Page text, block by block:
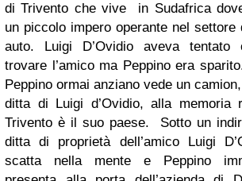
di Trivento che vive in Sudafrica
un piccolo impero operante nel settore
auto. Luigi D’Ovidio aveva tentato
trovare l’amico ma Peppino era
Peppino ormai anziano vede un
ditta di Luigi d’Ovidio, alla memoria
Trivento è il suo paese. Sotto un
ditta di proprietà dell’amico Luigi
scatta nella mente e Peppino